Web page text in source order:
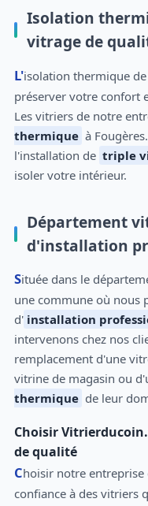
Isolation
vitrage de
L'isolation thermique de votre maison est essentielle pour
préserver votre confort
Les vitriers de notre
thermique à
l'installation de triple
isoler votre intérieur.
Département
d'installation
Située dans le département d'Ille-et-Vilaine, Fougères est
une commune où nous
d' installation
intervenons chez nos
remplacement d'une
vitrine de magasin ou
thermique de leur
Choisir
de qualité
Choisir notre entreprise de vitrerie à Fougères, c'est faire
confiance à des vitriers